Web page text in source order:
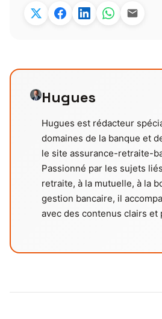
Hugues
Hugues est rédacteur
domaines de la banque et
le site assurance-retraite-
Passionné par les sujets
retraite, à la mutuelle, à la
gestion bancaire, il
avec des contenus clairs et